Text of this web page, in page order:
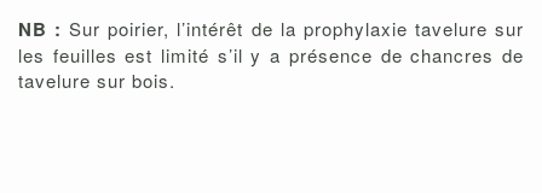
NB : Sur poirier, l’intérêt de la prophylaxie tavelure sur
les feuilles est limité s’il y a présence de chancres de
tavelure sur bois.